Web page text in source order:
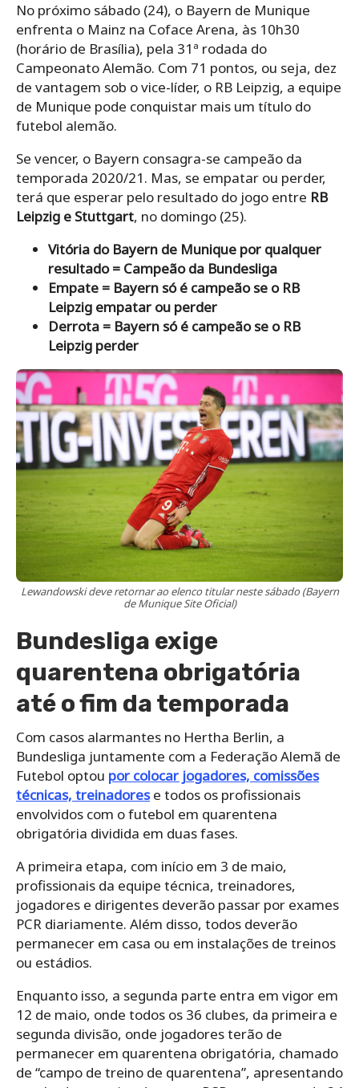
No próximo sábado (24), o Bayern de Munique
enfrenta o Mainz na Coface Arena, às 10h30
(horário de Brasília), pela 31ª rodada do
Campeonato Alemão. Com 71 pontos, ou seja, dez
de vantagem sob o vice-líder, o RB Leipzig, a equipe
de Munique pode conquistar mais um título do
futebol alemão.
Se vencer, o Bayern consagra-se campeão da
temporada 2020/21. Mas, se empatar ou perder,
terá que esperar pelo resultado do jogo entre RB
Leipzig e Stuttgart, no domingo (25).
Vitória do Bayern de Munique por qualquer
resultado = Campeão da Bundesliga
Empate = Bayern só é campeão se o RB
Leipzig empatar ou perder
Derrota = Bayern só é campeão se o RB
Leipzig perder
Lewandowski deve retornar ao elenco titular neste sábado (Bayern
de Munique Site Oficial)
Bundesliga exige
quarentena obrigatória
até o fim da temporada
Com casos alarmantes no Hertha Berlin, a
Bundesliga juntamente com a Federação Alemã de
Futebol optou por colocar jogadores, comissões
técnicas, treinadorese todos os profissionais
envolvidos com o futebol em quarentena
obrigatória dividida em duas fases.
A primeira etapa, com início em 3 de maio,
profissionais da equipe técnica, treinadores,
jogadores e dirigentes deverão passar por exames
PCR diariamente. Além disso, todos deverão
permanecer em casa ou em instalações de treinos
ou estádios.
Enquanto isso, a segunda parte entra em vigor em
12 de maio, onde todos os 36 clubes, da primeira e
segunda divisão, onde jogadores terão de
permanecer em quarentena obrigatória, chamado
de “campo de treino de quarentena”, apresentando